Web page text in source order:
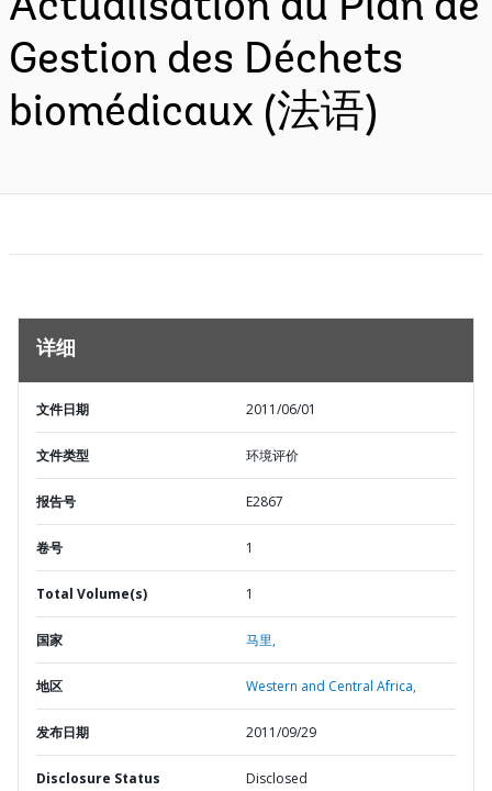
Actualisation du Plan de
Gestion des Déchets
biomédicaux (法语)
详细
文件日期 2011/06/01
文件类型 环境评价
报告号 E2867
卷号 1
Total Volume(s) 1
国家 马里,
地区 Western and Central Africa,
发布日期 2011/09/29
Disclosure Status Disclosed